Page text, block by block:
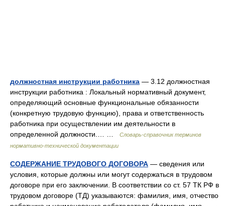
должностная инструкции работника — 3.12 должностная
инструкции работника : Локальный нормативный документ,
определяющий основные функциональные обязанности
(конкретную трудовую функцию), права и ответственность
работника при осуществлении им деятельности в
определенной должности.… …
Словарь-справочник терминов
нормативно-технической документации
СОДЕРЖАНИЕ ТРУДОВОГО ДОГОВОРА — сведения или
условия, которые должны или могут содержаться в трудовом
договоре при его заключении. В соответствии со ст. 57 ТК РФ в
трудовом договоре (ТД) указываются: фамилия, имя, отчество